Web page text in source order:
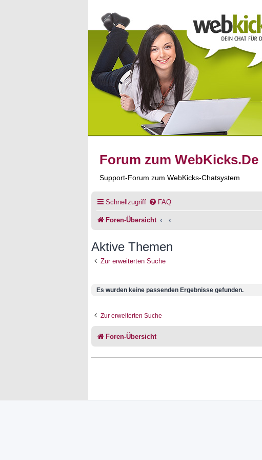
Forum zum WebKicks.De
Support-Forum zum WebKicks-Chatsystem
Schnellzugriff FAQ
Foren-Übersicht
Aktive Themen
Zur erweiterten Suche
Es wurden keine passenden Ergebnisse gefunden.
Zur erweiterten Suche
Foren-Übersicht